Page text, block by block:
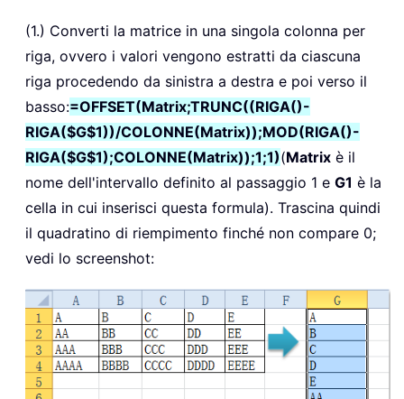
(1.) Converti la matrice in una singola colonna per
riga, ovvero i valori vengono estratti da ciascuna
riga procedendo da sinistra a destra e poi verso il
basso:=OFFSET(Matrix;TRUNC((RIGA()-
RIGA($G$1))/COLONNE(Matrix));MOD(RIGA()-
RIGA($G$1);COLONNE(Matrix));1;1)(Matrix è il
nome dell'intervallo definito al passaggio 1 e G1 è la
cella in cui inserisci questa formula). Trascina quindi
il quadratino di riempimento finché non compare 0;
vedi lo screenshot: